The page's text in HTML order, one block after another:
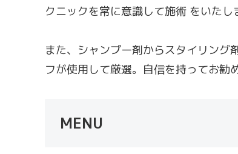
クニックを常に意識して施術 をいたし
また、シャンプー剤からスタイリング
フが使用して厳選。自信を持ってお勧
MENU